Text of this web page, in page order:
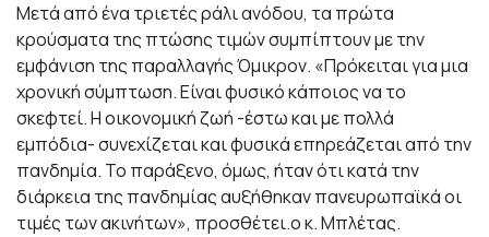
Μετά από ένα τριετές ράλι ανόδου, τα πρώτα
κρούσματα της πτώσης τιμών συμπίπτουν με την
εμφάνιση της παραλλαγής Όμικρον. «Πρόκειται για μια
χρονική σύμπτωση. Είναι φυσικό κάποιος να το
σκεφτεί. Η οικονομική ζωή -έστω και με πολλά
εμπόδια- συνεχίζεται και φυσικά επηρεάζεται από την
πανδημία. Το παράξενο, όμως, ήταν ότι κατά την
διάρκεια της πανδημίας αυξήθηκαν πανευρωπαϊκά οι
τιμές των ακινήτων», προσθέτει.ο κ. Μπλέτας.